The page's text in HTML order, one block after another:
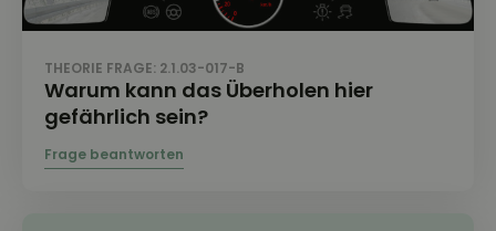
THEORIE FRAGE: 2.1.03-017-B
Warum kann das Überholen hier
gefährlich sein?